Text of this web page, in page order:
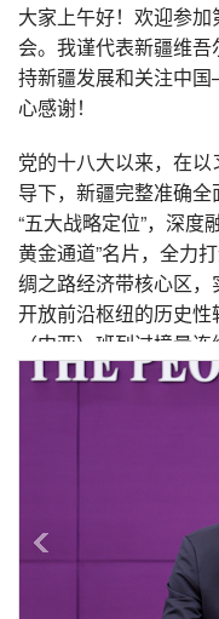
大家上午好！欢迎参
会。我谨代表新疆维
持新疆发展和关注中
心感谢！
党的十八大以来，在
导下，新疆完整准确
“五大战略定位”，深度
黄金通道”名片，全力
绸之路经济带核心区
开放前沿枢纽的历史
（中亚）班列过境量
续四年跨越千亿台阶
中国—亚欧博览会是
亚欧博览会立足新疆
开放、高质量创新，
布局、展品内容与对
化、务实化的鲜明特